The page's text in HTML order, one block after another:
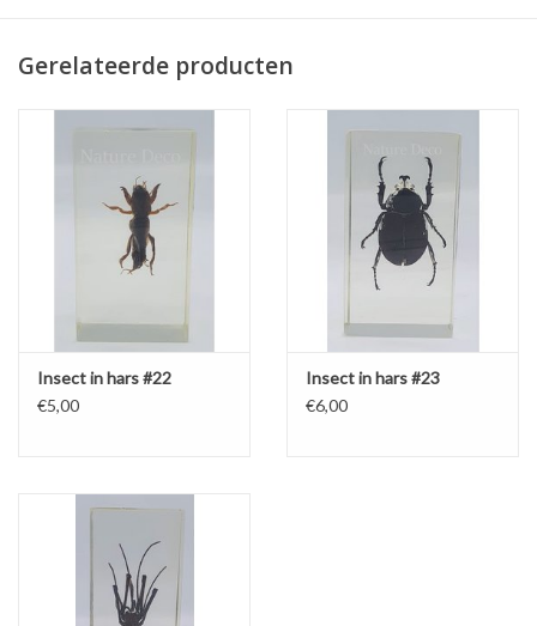
Gerelateerde producten
Insect in hars #22
€5,00
Insect in hars #23
€6,00